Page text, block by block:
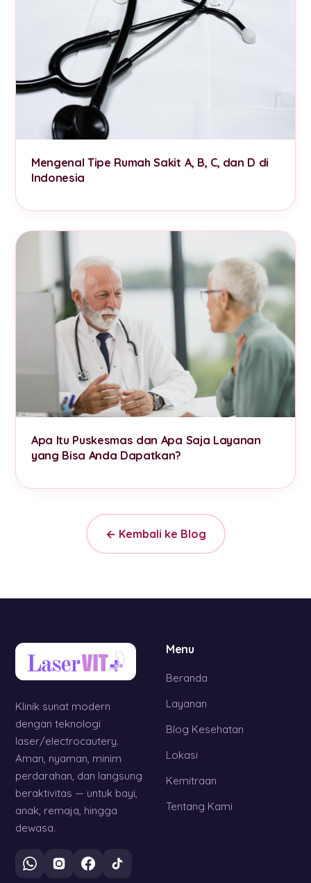
Mengenal Tipe Rumah Sakit A, B, C, dan D di
Indonesia
Apa Itu Puskesmas dan Apa Saja Layanan
yang Bisa Anda Dapatkan?
← Kembali ke Blog
Klinik sunat modern
dengan teknologi
laser/electrocautery.
Aman, nyaman, minim
perdarahan, dan langsung
beraktivitas — untuk bayi,
anak, remaja, hingga
dewasa.
Menu
Beranda
Layanan
Blog Kesehatan
Lokasi
Kemitraan
Tentang Kami